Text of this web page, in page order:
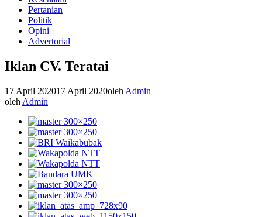
Pertanian
Politik
Opini
Advertorial
Iklan CV. Teratai
17 April 202017 April 2020oleh Admin
oleh Admin